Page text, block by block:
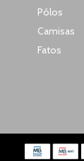
Pólos
Camisas
Fatos